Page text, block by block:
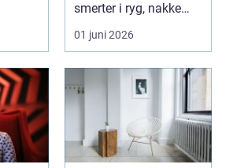
smerter i ryg, nakke
eller hoved uden at få
01 juni 2026